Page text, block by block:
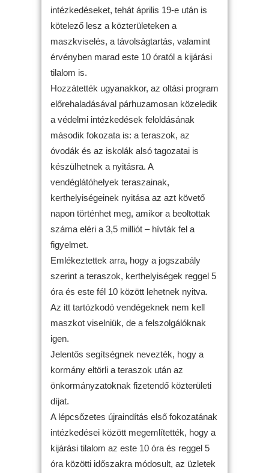
intézkedéseket, tehát április 19-e után is
kötelező lesz a közterületeken a
maszkviselés, a távolságtartás, valamint
érvényben marad este 10 óratól a kijárási
tilalom is.
Hozzátették ugyanakkor, az oltási program
előrehaladásával párhuzamosan közeledik
a védelmi intézkedések feloldásának
második fokozata is: a teraszok, az
óvodák és az iskolák alsó tagozatai is
készülhetnek a nyitásra. A
vendéglátóhelyek teraszainak,
kerthelyiségeinek nyitása az azt követő
napon történhet meg, amikor a beoltottak
száma eléri a 3,5 milliót – hívták fel a
figyelmet.
Emlékeztettek arra, hogy a jogszabály
szerint a teraszok, kerthelyiségek reggel 5
óra és este fél 10 között lehetnek nyitva.
Az itt tartózkodó vendégeknek nem kell
maszkot viselniük, de a felszolgálóknak
igen.
Jelentős segítségnek nevezték, hogy a
kormány eltörli a teraszok után az
önkormányzatoknak fizetendő közterületi
díjat.
A lépcsőzetes újraindítás első fokozatának
intézkedései között megemlítették, hogy a
kijárási tilalom az este 10 óra és reggel 5
óra közötti időszakra módosult, az üzletek